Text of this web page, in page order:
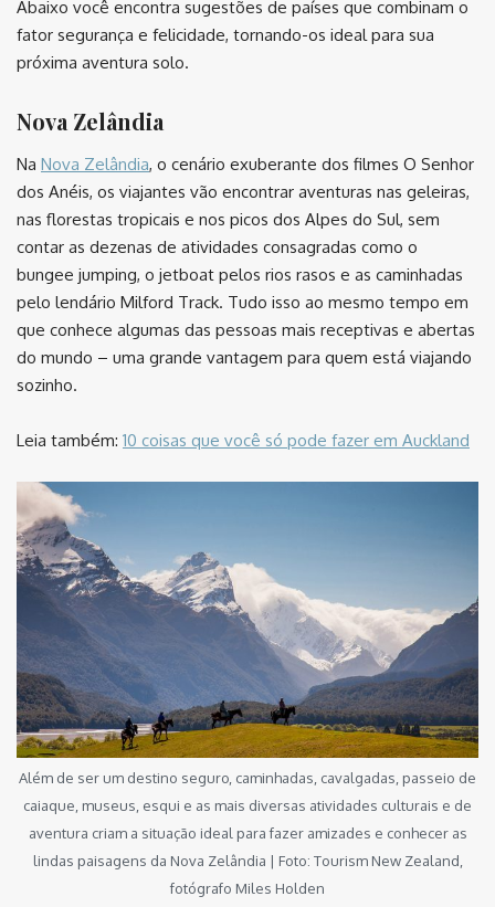
Abaixo você encontra sugestões de países que combinam o
fator segurança e felicidade, tornando-os ideal para sua
próxima aventura solo.
Nova Zelândia
Na Nova Zelândia, o cenário exuberante dos filmes O Senhor
dos Anéis, os viajantes vão encontrar aventuras nas geleiras,
nas florestas tropicais e nos picos dos Alpes do Sul, sem
contar as dezenas de atividades consagradas como o
bungee jumping, o jetboat pelos rios rasos e as caminhadas
pelo lendário Milford Track. Tudo isso ao mesmo tempo em
que conhece algumas das pessoas mais receptivas e abertas
do mundo – uma grande vantagem para quem está viajando
sozinho.
Leia também: 10 coisas que você só pode fazer em Auckland
Além de ser um destino seguro, caminhadas, cavalgadas, passeio de
caiaque, museus, esqui e as mais diversas atividades culturais e de
aventura criam a situação ideal para fazer amizades e conhecer as
lindas paisagens da Nova Zelândia | Foto: Tourism New Zealand,
fotógrafo Miles Holden